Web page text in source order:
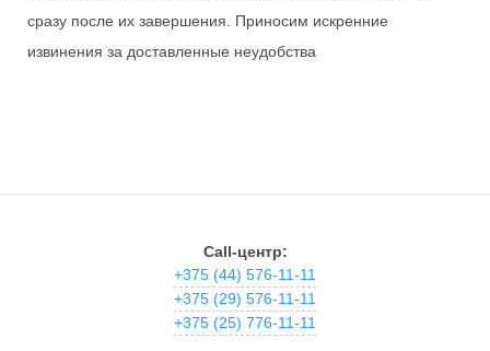
сразу после их завершения. Приносим искренние
извинения за доставленные неудобства
Call-центр:
+375 (44) 576-11-11
+375 (29) 576-11-11
+375 (25) 776-11-11